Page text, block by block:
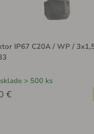
IP67 C20A / WP /
> 500 ks
€